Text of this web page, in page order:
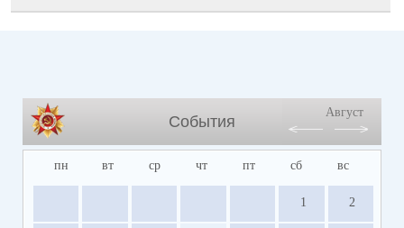
События
Август
пн вт ср чт пт сб вс
1 2